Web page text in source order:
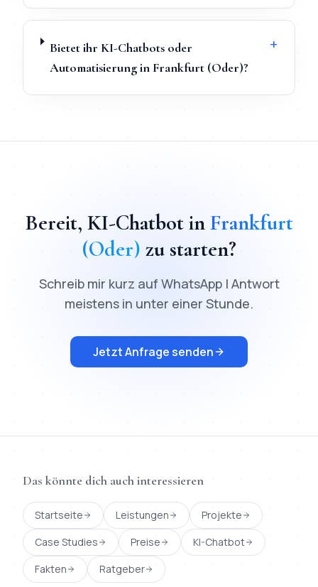
Bietet ihr KI-Chatbots oder
Automatisierung in Frankfurt (Oder)?
+
Bereit, KI-ChatbotinFrankfurt
(Oder) zu starten?
Schreib mir kurz auf WhatsApp | Antwort
meistens in unter einer Stunde.
Jetzt Anfrage senden
Das könnte dich auch interessieren
Startseite Leistungen
Projekte
Case Studies
Preise
KI-Chatbot
Fakten
Ratgeber